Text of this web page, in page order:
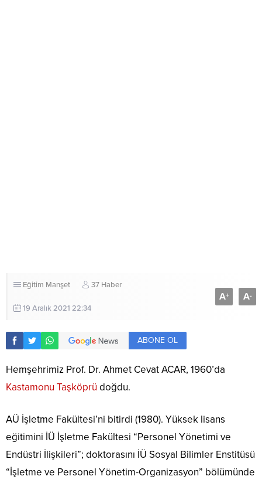
Eğitim Manşet 37 Haber
19 Aralık 2021 22:34
A+ A-
ABONE OL
Hemşehrimiz Prof. Dr. Ahmet Cevat ACAR, 1960’da
Kastamonu Taşköprü doğdu.
AÜ İşletme Fakültesi’ni bitirdi (1980). Yüksek lisans
eğitimini İÜ İşletme Fakültesi “Personel Yönetimi ve
Endüstri İlişkileri”; doktorasını İÜ Sosyal Bilimler Enstitüsü
“İşletme ve Personel Yönetim-Organizasyon” bölümünde